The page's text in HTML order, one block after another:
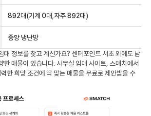
892대(기계 0대,자주 892대)
중앙 냉난방
대 정보를 찾고 계신가요? 센터포인트 서초외에도 남
한 매물이 있습니다. 사무실 임대 사이트, 스매치에서
한 희망 조건에 딱 맞는 매물을 무료로 제안받을 수